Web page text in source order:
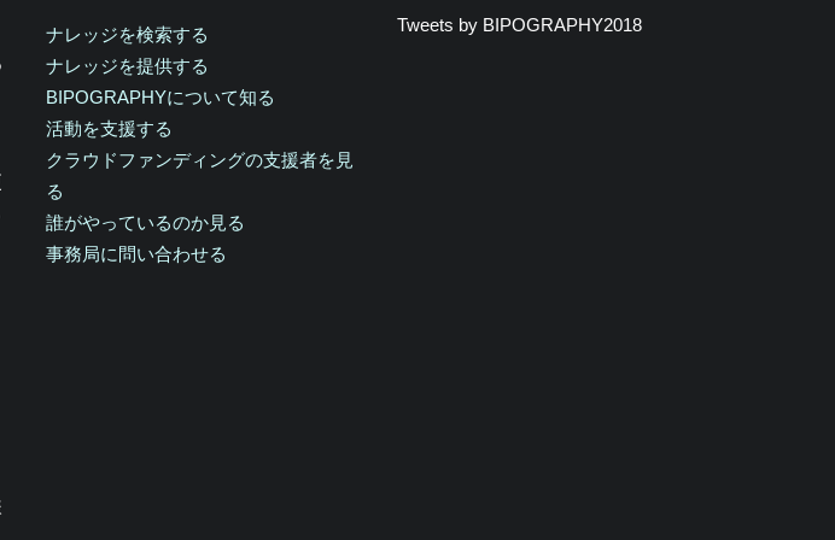
ナレッジを検索する
ナレッジを提供する
BIPOGRAPHYについて知る
活動を支援する
クラウドファンディングの支援者を見
る
誰がやっているのか見る
事務局に問い合わせる
Tweets by BIPOGRAPHY2018